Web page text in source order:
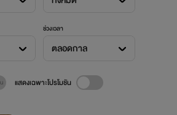
ช่วงเวลา
ตลอดกาล
แสดงเฉพาะโปรโมชัน